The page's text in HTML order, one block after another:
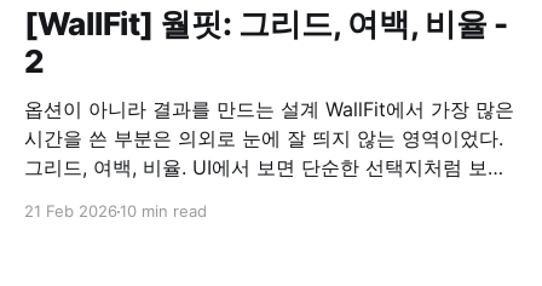
[WallFit] 월핏: 그리드, 여백, 비율 -
2
옵션이 아니라 결과를 만드는 설계 WallFit에서 가장 많은
시간을 쓴 부분은 의외로 눈에 잘 띄지 않는 영역이었다.
그리드, 여백, 비율. UI에서 보면 단순한 선택지처럼 보이
21 Feb 2026 10 min read